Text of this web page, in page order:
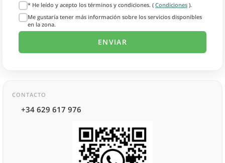
* He leído y acepto los términos y condiciones. ( Condiciones ).
Me gustaría tener más información sobre los servicios disponibles
en la zona.
CONTACTO
+34 629 617 976